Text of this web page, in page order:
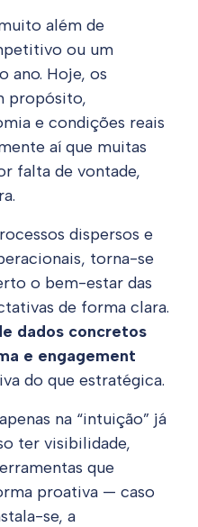
além de
ou um
ano. Hoje, os
propósito,
e condições reais
aí que muitas
falta de vontade,
dispersos e
torna-se
o bem-estar das
de forma clara.
dados concretos
e engagement
do que estratégica.
na “intuição” já
ter visibilidade,
que
proativa — caso
se, a